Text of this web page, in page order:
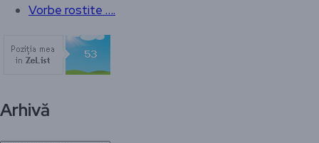
Vorbe rostite ….
Arhivă